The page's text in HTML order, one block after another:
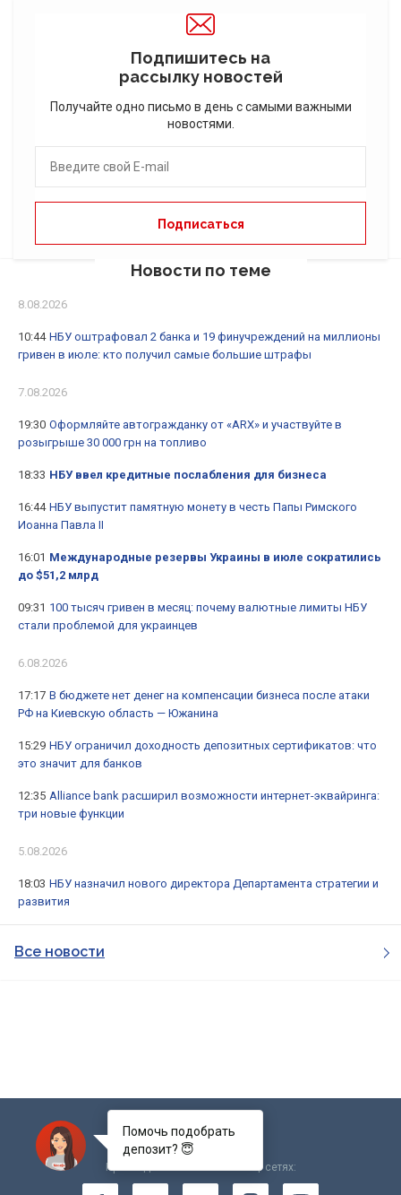
Подпишитесь на
рассылку новостей
Получайте одно письмо в день с самыми важными
новостями.
Новости по теме
8.08.2026
10:44 НБУ оштрафовал 2 банка и 19 финучреждений на миллионы
гривен в июле: кто получил самые большие штрафы
7.08.2026
19:30 Оформляйте автогражданку от «ARX» и участвуйте в
розыгрыше 30 000 грн на топливо
18:33 НБУ ввел кредитные послабления для бизнеса
16:44 НБУ выпустит памятную монету в честь Папы Римского
Иоанна Павла II
16:01 Международные резервы Украины в июле сократились
до $51,2 млрд
09:31 100 тысяч гривен в месяц: почему валютные лимиты НБУ
стали проблемой для украинцев
6.08.2026
17:17 В бюджете нет денег на компенсации бизнеса после атаки
РФ на Киевскую область — Южанина
15:29 НБУ ограничил доходность депозитных сертификатов: что
это значит для банков
12:35 Alliance bank расширил возможности интернет-эквайринга:
три новые функции
5.08.2026
18:03 НБУ назначил нового директора Департамента стратегии и
развития
Все новости
Присоединяйтесь к нам в соц. сетях:
Помочь подобрать
депозит? 😇